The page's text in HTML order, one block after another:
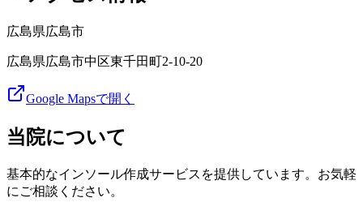
広島県広島市
広島県広島市中区東千田町2-10-20
Google Mapsで開く
当院について
基本的なインソール作成サービスを提供しています。お気軽
にご相談ください。